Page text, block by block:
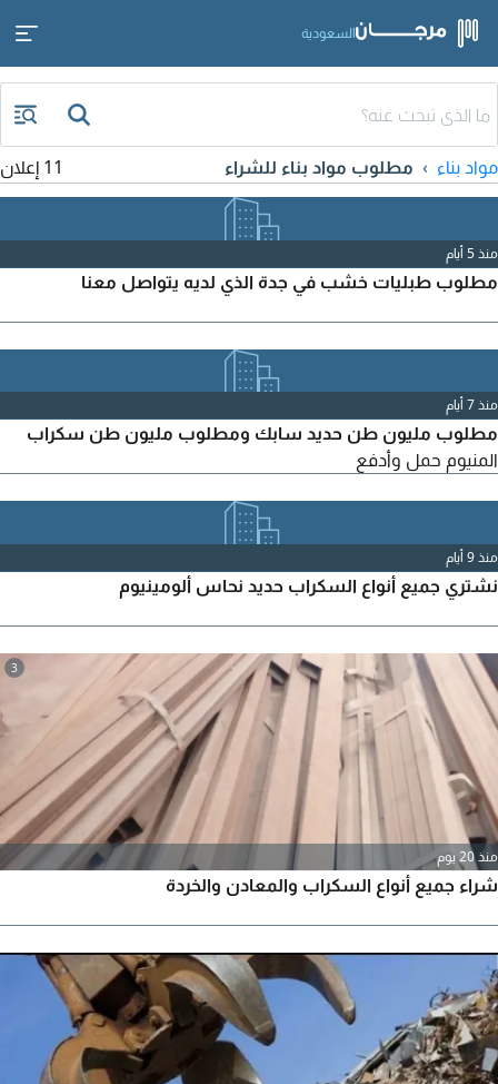
السعودية
مواد بناء مطلوب مواد بناء للشراء 11 إعلان
منذ 5 أيام
مطلوب طبليات خشب في جدة الذي لديه يتواصل معنا
منذ 7 أيام
مطلوب مليون طن حديد سابك ومطلوب مليون طن سكراب
المنيوم حمل وأدفع
منذ 9 أيام
نشتري جميع أنواع السكراب حديد نحاس ألومينيوم
3
منذ 20 يوم
شراء جميع أنواع السكراب والمعادن والخردة